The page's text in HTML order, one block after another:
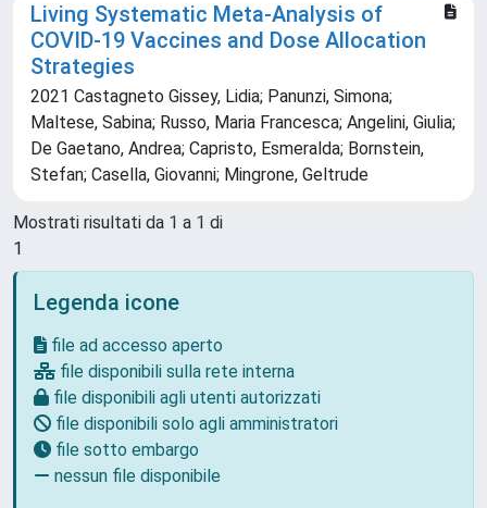
Living Systematic Meta-Analysis of
COVID-19 Vaccines and Dose Allocation
Strategies
2021 Castagneto Gissey, Lidia; Panunzi, Simona;
Maltese, Sabina; Russo, Maria Francesca; Angelini, Giulia;
De Gaetano, Andrea; Capristo, Esmeralda; Bornstein,
Stefan; Casella, Giovanni; Mingrone, Geltrude
Mostrati risultati da 1 a 1 di
1
Legenda icone
file ad accesso aperto
file disponibili sulla rete interna
file disponibili agli utenti autorizzati
file disponibili solo agli amministratori
file sotto embargo
nessun file disponibile